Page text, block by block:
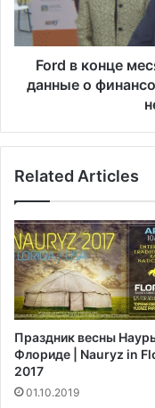
е
в
х
л
у
ч
а
я
х
з
а
б
о
л
о
н
ц
я
а
у
б
л
и
к
у
е
т
о
б
Ford в конце
данные о
Related Articles
Праздник весны
Флориде | Nauryz in
2017
01.10.2019